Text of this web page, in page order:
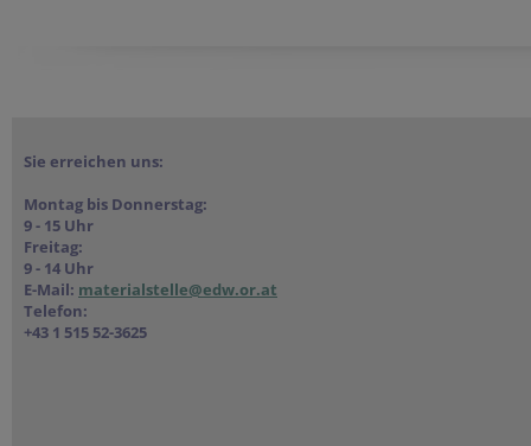
Sie erreichen uns:
Montag bis Donnerstag:
9 - 15 Uhr
Freitag:
9 - 14 Uhr
E-Mail: materialstelle@edw.or.at
Telefon:
+43 1 515 52-3625